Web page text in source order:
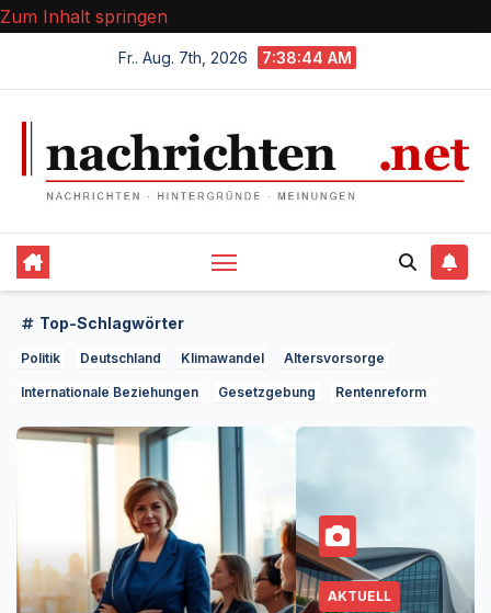
Zum Inhalt springen
Fr.. Aug. 7th, 2026 7:38:46 AM
Top-Schlagwörter
Politik Deutschland Klimawandel Altersvorsorge
Internationale Beziehungen Gesetzgebung Rentenreform
AKTUELL BUSINESS
FINANZ
INTERNATIONAL
POLITIK